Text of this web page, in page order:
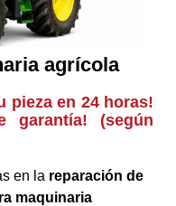
agrícola
pieza en 24 horas!
garantía! (según
en la reparación de
maquinaria